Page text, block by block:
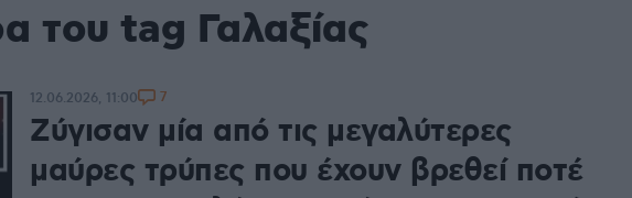
του tag Γαλαξίας
Ζύγισαν μία από τις μεγαλύτερες
μαύρες τρύπες που έχουν βρεθεί ποτέ
12.06.2026, 11:00 7